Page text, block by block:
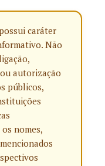
caráter
Não
autorização
públicos,
nomes,